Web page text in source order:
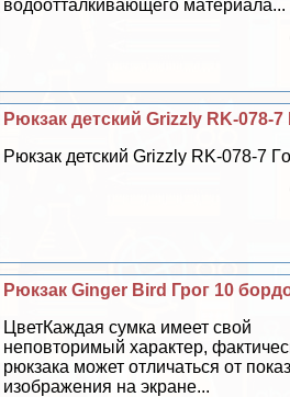
водоотталкивающего материала...
Рюкзак детский Grizzly RK-078-
Рюкзак детский Grizzly RK-078-7
Рюкзак Ginger Bird Грог 10
ЦветКаждая сумка имеет свой
неповторимый хаpaктер,
рюкзака может отличаться от
изображения на экране...